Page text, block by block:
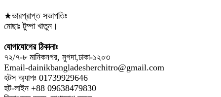
★ভারপ্রাপ্ত সভাপতিঃ
মোছাঃ টুম্পা খাতুন।
যোগাযোগের ঠিকানাঃ
৭২/৭-৮ মানিকনগর, মুগদা,ঢাকা-১২০৩
Email-dainikbangladesherchitro@gmail.com
হটস অ্যাপঃ 01739929646
হট-লাইন +88 09638479830